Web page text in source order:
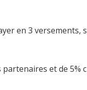
en 3 versements,
et de